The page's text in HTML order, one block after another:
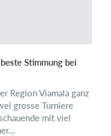
Stimmung bei
Region Viamala ganz
grosse Turniere
mit viel